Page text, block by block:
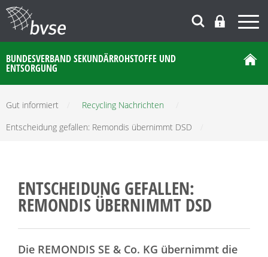
BUNDESVERBAND SEKUNDÄRROHSTOFFE UND
ENTSORGUNG
Gut informiert Recycling Nachrichten
Entscheidung gefallen: Remondis übernimmt DSD
ENTSCHEIDUNG GEFALLEN:
REMONDIS ÜBERNIMMT DSD
Die REMONDIS SE & Co. KG übernimmt die